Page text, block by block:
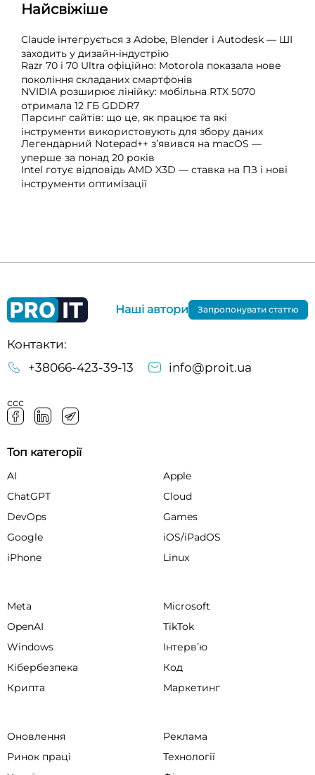
Найсвіжіше
Claude інтегрується з Adobe, Blender і Autodesk — ШІ
заходить у дизайн-індустрію
Razr 70 і 70 Ultra офіційно: Motorola показала нове
покоління складаних смартфонів
NVIDIA розширює лінійку: мобільна RTX 5070
отримала 12 ГБ GDDR7
Парсинг сайтів: що це, як працює та які
інструменти використовують для збору даних
Легендарний Notepad++ з’явився на macOS —
уперше за понад 20 років
Intel готує відповідь AMD X3D — ставка на ПЗ і нові
інструменти оптимізації
Контакти:
+38066-423-39-13
info@proit.ua
ссс
Наші автори Запропонувати статтю
Топ категорії
AI
Apple
ChatGPT
Cloud
DevOps
Games
Google
iOS/iPadOS
iPhone
Linux
Meta
Microsoft
OpenAI
TikTok
Windows
Інтервʼю
Кібербезпека
Код
Крипта
Маркетинг
Оновлення
Реклама
Ринок праці
Технології